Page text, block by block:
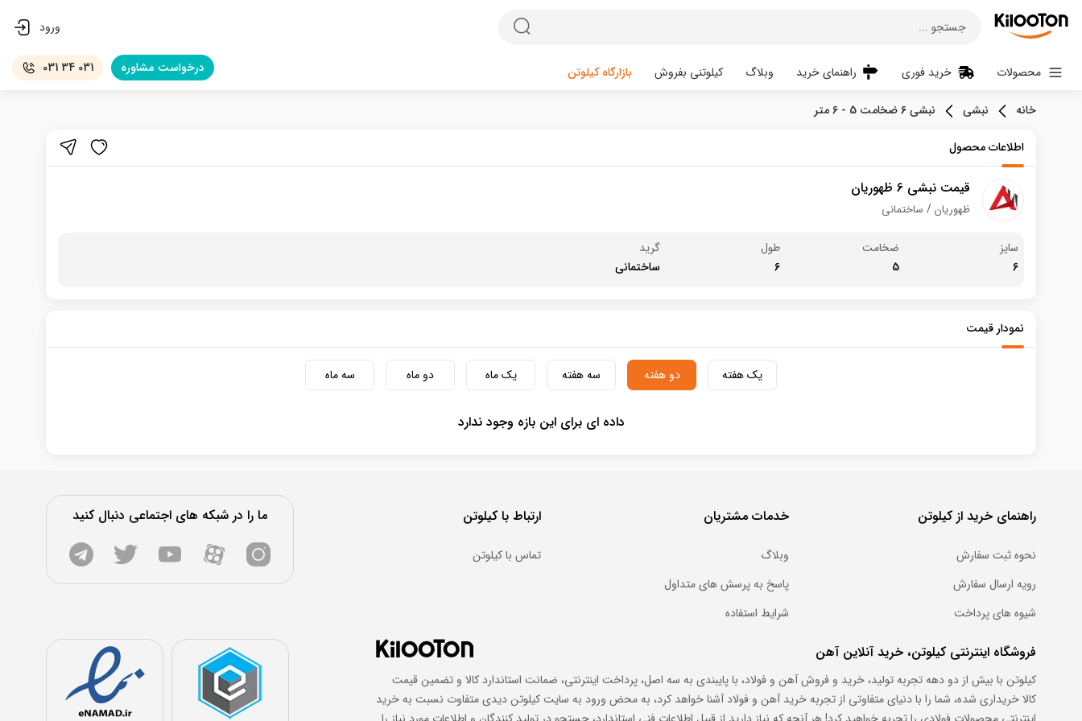
محصولات خرید فوری راهنمای خرید وبلاگ کیلوتنی بفروش بازارگاه کیلوتن درخواست مشاوره 031 34 031
جستجو ... ورود
خانه نبشی نبشی 6 ضخامت 5 - 6 متر
اطلاعات محصول
قیمت نبشی 6 ظهوریان
ساختمانی ظهوریان
سایز
6
ضخامت
5
طول
6
گرید
ساختمانی
نمودار قیمت
یک هفته دو هفته سه هفته یک ماه دو ماه سه ماه
داده ای برای این بازه وجود ندارد
ما را در شبکه های اجتماعی دنبال کنید ارتباط با کیلوتن
تماس با کیلوتن
خدمات مشتریان
وبلاگ
پاسخ به پرسش های متداول
شرایط استفاده
راهنمای خرید از کیلوتن
نحوه ثبت سفارش
رویه ارسال سفارش
شیوه های پرداخت
فروشگاه اینترنتی کیلوتن، خرید آنلاین آهن
کیلوتن با بیش از دو دهه تجربه تولید، خرید و فروش آهن و فولاد، با پایبندی به سه اصل، پرداخت اینترنتی، ضمانت استاندارد کالا و تضمین قیمت
کالا خریداری شده، شما را با دنیای متفاوتی از تجربه خرید آهن و فولاد آشنا خواهد کرد، به محض ورود به سایت کیلوتن دیدی متفاوت نسبت به خرید